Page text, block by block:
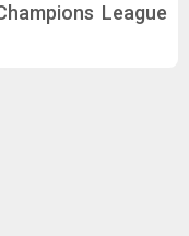
League